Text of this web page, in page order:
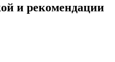
и рекомендации